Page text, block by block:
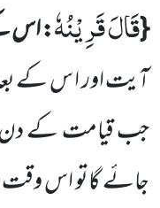
{قَالَ قَرِیْنُهٗ: اس
آیت اور ا س کے بعد
جب قیامت کے دن
جائے گاتو اس